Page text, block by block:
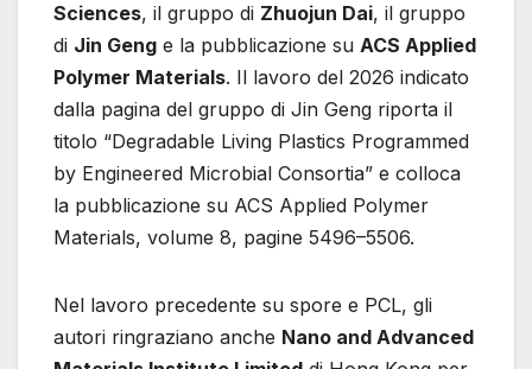
Sciences, il gruppo di Zhuojun Dai, il gruppo
di Jin Geng e la pubblicazione su ACS Applied
Polymer Materials. Il lavoro del 2026 indicato
dalla pagina del gruppo di Jin Geng riporta il
titolo “Degradable Living Plastics Programmed
by Engineered Microbial Consortia” e colloca
la pubblicazione su ACS Applied Polymer
Materials, volume 8, pagine 5496–5506.
Nel lavoro precedente su spore e PCL, gli
autori ringraziano anche Nano and Advanced